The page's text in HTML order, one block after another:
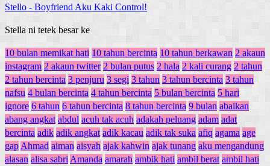
Stello - Boyfriend Aku Kaki Control!
Stella ni tetek besar ke
10 bulan memikat hati 10 tahun bercinta 10 tahun berkawan 2 akaun
instagram 2 akaun twitter 2 bulan putus 2 hala 2 kali curang 2 tahun
2 tahun bercinta 3 penjuru 3 segi 3 tahun 3 tahun bercinta 3 tahun
nafsu 4 bulan bercinta 4 tahun bercinta 5 bulan bercinta 5 hari
ignore 6 tahun 6 tahun bercinta 8 tahun bercinta 9 bulan abaikan
abang angkat abdul acuh tak acuh adakah peluang adam adat
bercinta adik adik angkat adik kacau adik tak suka afiq agama age
gap Ahmad aiman aisyah ajak kahwin ajak tunang aku mengandung
alasan alisa sabri Amanda amarah ambik hati ambil berat ambil hati